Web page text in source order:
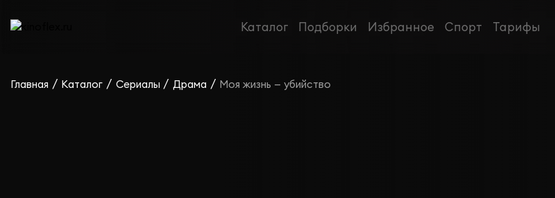
Каталог Подборки Избранное Спорт Тарифы
Главная / Каталог / Сериалы / Драма / Моя жизнь — убийство